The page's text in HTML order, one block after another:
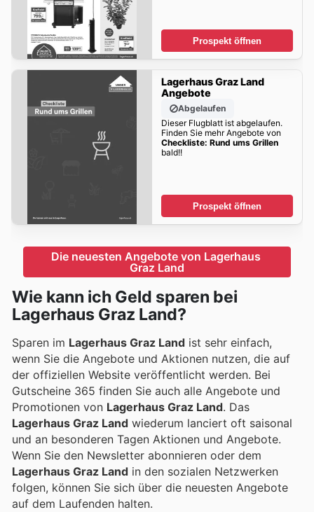
Prospekt öffnen
Lagerhaus Graz Land
Angebote
Abgelaufen
Dieser Flugblatt ist abgelaufen.
Finden Sie mehr Angebote von
Checkliste: Rund ums Grillen
bald!!
Prospekt öffnen
Die neuesten Angebote von Lagerhaus
Graz Land
Wie kann ich Geld sparen bei
Lagerhaus Graz Land?
Sparen im Lagerhaus Graz Land ist sehr einfach,
wenn Sie die Angebote und Aktionen nutzen, die auf
der offiziellen Website veröffentlicht werden. Bei
Gutscheine 365 finden Sie auch alle Angebote und
Promotionen von Lagerhaus Graz Land. Das
Lagerhaus Graz Land wiederum lanciert oft saisonal
und an besonderen Tagen Aktionen und Angebote.
Wenn Sie den Newsletter abonnieren oder dem
Lagerhaus Graz Land in den sozialen Netzwerken
folgen, können Sie sich über die neuesten Angebote
auf dem Laufenden halten.